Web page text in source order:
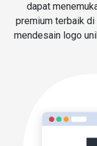
dapat
premium terbaik di
mendesain logo